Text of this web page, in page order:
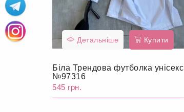
Детальніше Купити
Біла Трендова футболка унісекс
№97316
545 грн.